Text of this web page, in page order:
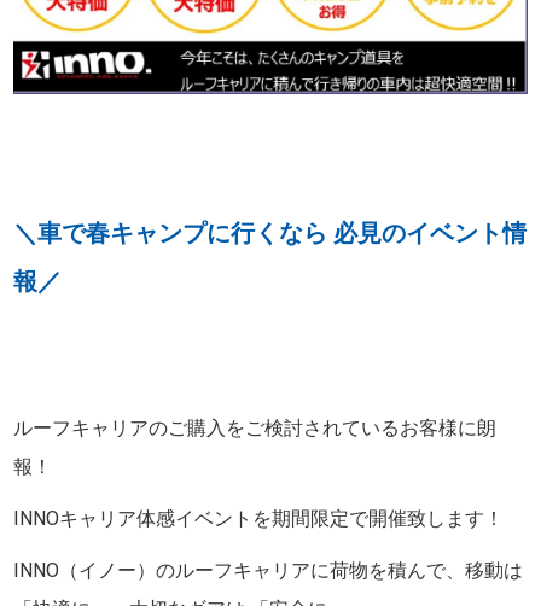
＼車で春キャンプに行くなら 必見のイベント情
報／
ルーフキャリアのご購入をご検討されているお客様に朗
報！
INNOキャリア体感イベントを期間限定で開催致します！
INNO（イノー）のルーフキャリアに荷物を積んで、移動は